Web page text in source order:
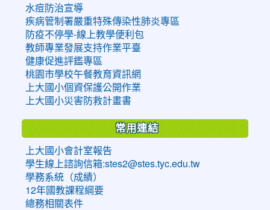
水痘防治宣導
疾病管制署嚴重特殊傳染性肺炎專區
防疫不停學-線上教學便利包
教師專業發展支持作業平臺
健康促進評鑑專區
桃園市學校午餐教育資訊網
上大國小個資保護公開作業
上大國小災害防救計畫書
常用連結
上大國小會計室報告
學生線上諮詢信箱:stes2@stes.tyc.edu.tw
學務系統（成績）
12年國教課程綱要
總務相關表件